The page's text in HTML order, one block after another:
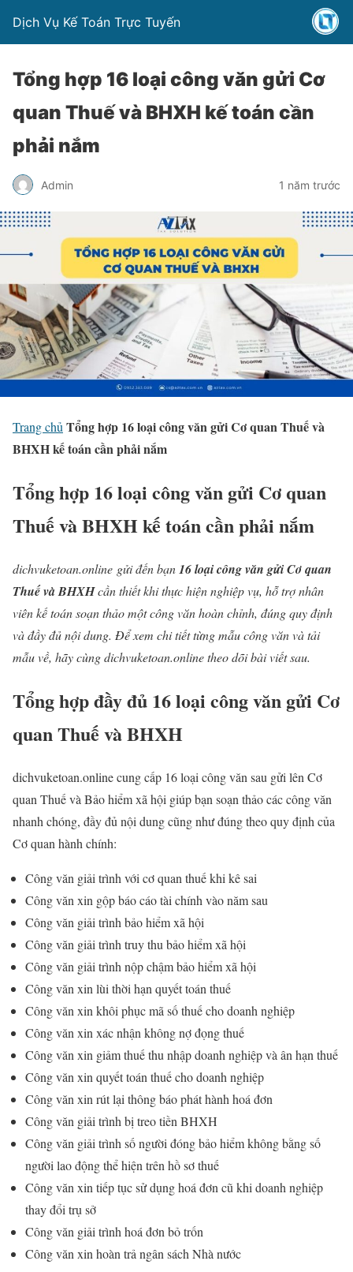
Dịch Vụ Kế Toán Trực Tuyến
Tổng hợp 16 loại công văn gửi Cơ
quan Thuế và BHXH kế toán cần
phải nắm
Admin 1 năm trước
Trang chủ Tổng hợp 16 loại công văn gửi Cơ quan Thuế và
BHXH kế toán cần phải nắm
Tổng hợp 16 loại công văn gửi Cơ quan
Thuế và BHXH kế toán cần phải nắm
dichvuketoan.online gửi đến bạn16 loại công văn gửi Cơ quan
Thuế và BHXHcần thiết khi thực hiện nghiệp vụ, hỗ trợ nhân
viên kế toán soạn thảo một công văn hoàn chỉnh, đúng quy định
và đầy đủ nội dung. Để xem chi tiết từng mẫu công văn và tải
mẫu về, hãy cùng dichvuketoan.online theo dõi bài viết sau.
Tổng hợp đầy đủ 16 loại công văn gửi Cơ
quan Thuế và BHXH
dichvuketoan.online cung cấp 16 loại công văn sau gửi lên Cơ
quan Thuế và Bảo hiểm xã hội giúp bạn soạn thảo các công văn
nhanh chóng, đầy đủ nội dung cũng như đúng theo quy định của
Cơ quan hành chính:
Công văn giải trình với cơ quan thuế khi kê sai
Công văn xin gộp báo cáo tài chính vào năm sau
Công văn giải trình bảo hiểm xã hội
Công văn giải trình truy thu bảo hiểm xã hội
Công văn giải trình nộp chậm bảo hiểm xã hội
Công văn xin lùi thời hạn quyết toán thuế
Công văn xin khôi phục mã số thuế cho doanh nghiệp
Công văn xin xác nhận không nợ đọng thuế
Công văn xin giảm thuế thu nhập doanh nghiệp và ân hạn thuế
Công văn xin quyết toán thuế cho doanh nghiệp
Công văn xin rút lại thông báo phát hành hoá đơn
Công văn giải trình bị treo tiền BHXH
Công văn giải trình số người đóng bảo hiểm không bằng số
người lao động thể hiện trên hồ sơ thuế
Công văn xin tiếp tục sử dụng hoá đơn cũ khi doanh nghiệp
thay đổi trụ sở
Công văn giải trình hoá đơn bỏ trốn
Công văn xin hoàn trả ngân sách Nhà nước